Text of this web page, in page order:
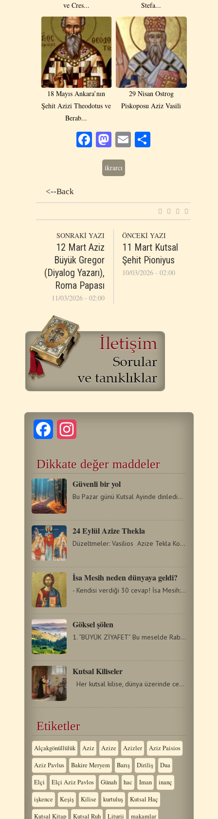
ve Cres...
Stefa...
18 Mayıs Ankara’nın
Şehit Azizi Theodotus ve
Berab...
29 Nisan Ostrog
Piskoposu Aziz Vasili
Facebook
Mastodon
Email
ikrarcı
<--Back
SONRAKİ YAZI
12 Mart Aziz
Büyük Gregor
(Diyalog Yazarı),
Roma Papası
11/03/2026 - 02:00
ÖNCEKİ YAZI
11 Mart Kutsal
Şehit Pioniyus
10/03/2026 - 02:00
Facebook
Dikkate değer maddeler
Güvenli bir yol
Bu Pazar günü Kutsal Ayinde dinlediğimiz Tohum Benzetmesi,…
24 Eylül Azize Thekla
Düzeltmeler: Vasilios Azize Tekla Konya bölgesinde dünyaya…
İsa Mesih neden dünyaya geldi?
- Kendisi verdiği 30 cevap! İsa Mesih: 1. Dünyayı kurtarmaya…
Göksel şölen
1. “BÜYÜK ZİYAFET” Bu meselde Rabbimiz, göksel Krallığını…
Kutsal Kiliseler
Her kutsal kilise, dünya üzerinde cennetin bir parçasıdır.…
Etiketler
Alçakgönüllülük Aziz Azize Azizler Aziz Paisios
Aziz Pavlus Bakire Meryem Barış Diriliş Dua
Elçi Elçi Aziz Pavlos Günah hac Iman inanç
işkence Keşiş Kilise kurtuluş Kutsal Haç
Kutsal Kitap Kutsal Ruh Liturji makamlar